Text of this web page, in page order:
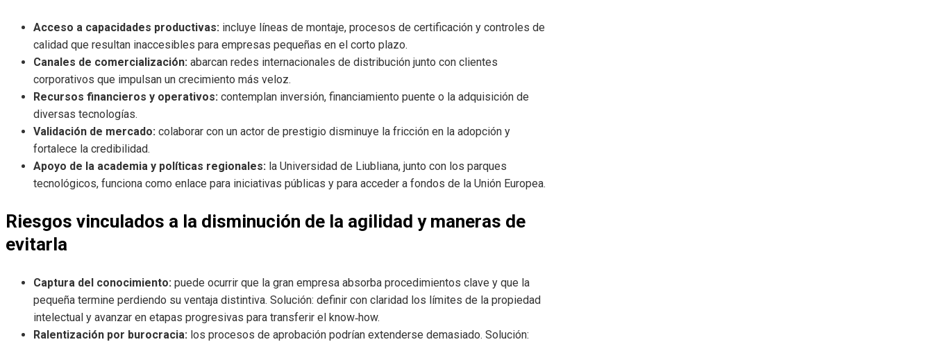
Acceso a capacidades productivas: incluye líneas de montaje, procesos de certificación y controles de
calidad que resultan inaccesibles para empresas pequeñas en el corto plazo.
Canales de comercialización: abarcan redes internacionales de distribución junto con clientes
corporativos que impulsan un crecimiento más veloz.
Recursos financieros y operativos: contemplan inversión, financiamiento puente o la adquisición de
diversas tecnologías.
Validación de mercado: colaborar con un actor de prestigio disminuye la fricción en la adopción y
fortalece la credibilidad.
Apoyo de la academia y políticas regionales: la Universidad de Liubliana, junto con los parques
tecnológicos, funciona como enlace para iniciativas públicas y para acceder a fondos de la Unión Europea.
Riesgos vinculados a la disminución de la agilidad y maneras de
evitarla
Captura del conocimiento: puede ocurrir que la gran empresa absorba procedimientos clave y que la
pequeña termine perdiendo su ventaja distintiva. Solución: definir con claridad los límites de la propiedad
intelectual y avanzar en etapas progresivas para transferir el know‑how.
Ralentización por burocracia: los procesos de aprobación podrían extenderse demasiado. Solución: